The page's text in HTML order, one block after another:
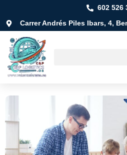
602 526
Carrer Andrés Piles Ibars, 4,